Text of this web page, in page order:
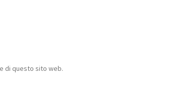
di questo sito web.